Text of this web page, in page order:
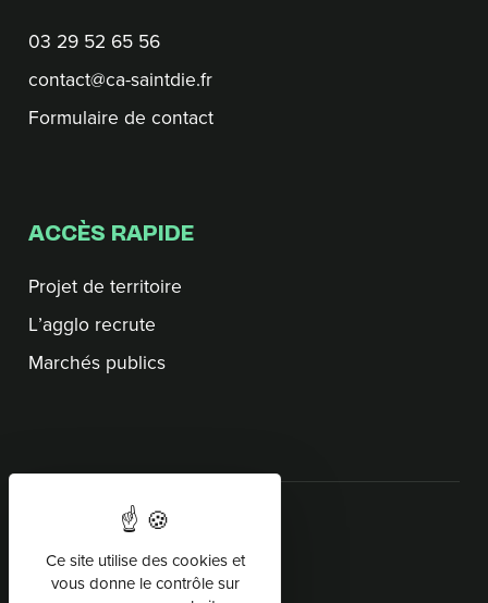
03 29 52 65 56
contact@ca-saintdie.fr
Formulaire de contact
ACCÈS RAPIDE
Projet de territoire
L’agglo recrute
Marchés publics
Ce site utilise des cookies et
vous donne le contrôle sur